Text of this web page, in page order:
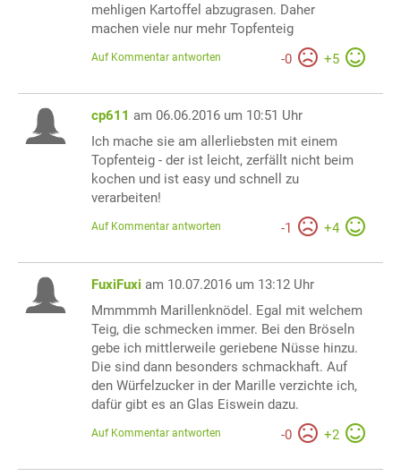
mehligen Kartoffel abzugrasen. Daher
machen viele nur mehr Topfenteig
-0 +5
Auf Kommentar antworten
cp611 am 06.06.2016 um 10:51 Uhr
Ich mache sie am allerliebsten mit einem
Topfenteig - der ist leicht, zerfällt nicht beim
kochen und ist easy und schnell zu
verarbeiten!
-1 +4
Auf Kommentar antworten
FuxiFuxi am 10.07.2016 um 13:12 Uhr
Mmmmmh Marillenknödel. Egal mit welchem
Teig, die schmecken immer. Bei den Bröseln
gebe ich mittlerweile geriebene Nüsse hinzu.
Die sind dann besonders schmackhaft. Auf
den Würfelzucker in der Marille verzichte ich,
dafür gibt es an Glas Eiswein dazu.
-0 +2
Auf Kommentar antworten